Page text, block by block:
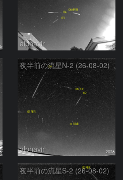
alphavir
夜半前の流星N-2 (26-08-02)
alphavir
夜半前の流星S-2 (26-08-02)